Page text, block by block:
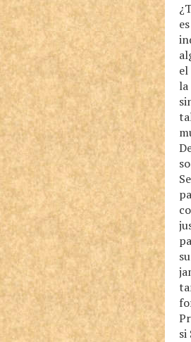
si